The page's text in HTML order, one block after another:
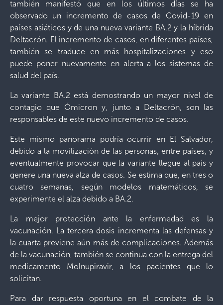
también manifestó que en los últimos días se ha
observado un incremento de casos de Covid-19 en
países asiáticos y de una nueva variante BA.2 y la híbrida
Deltacrón. El incremento de casos, en diferentes países,
también se traduce en más hospitalizaciones y eso
puede poner nuevamente en alerta a los sistemas de
salud del país.
La variante BA.2 está demostrando un mayor nivel de
contagio que Ómicron y, junto a Deltacrón, son las
responsables de este nuevo incremento de casos.
Este mismo panorama podría ocurrir en El Salvador,
debido a la movilización de las personas, entre países, y
eventualmente provocar que la variante llegue al país y
genere una nueva alza de casos. Se estima que, en tres o
cuatro semanas, según modelos matemáticos, se
experimente el alza debido a BA.2.
La mejor protección ante la enfermedad es la
vacunación. La tercera dosis incrementa las defensas y
la cuarta previene aún más de complicaciones. Además
de la vacunación, también se continua con la entrega del
medicamento Molnupiravir, a los pacientes que lo
solicitan.
Para dar respuesta oportuna en el combate de la